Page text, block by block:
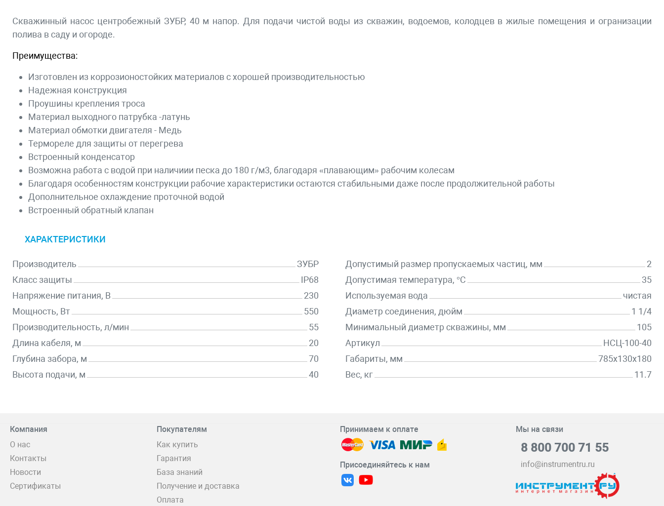
Скважинный насос центробежный ЗУБР, 40 м напор. Для подачи чистой воды из скважин, водоемов, колодцев в жилые помещения и огранизации
полива в саду и огороде.
Преимущества:
Изготовлен из коррозионостойких материалов с хорошей производительностью
Надежная конструкция
Проушины крепления троса
Материал выходного патрубка -латунь
Материал обмотки двигателя - Медь
Термореле для защиты от перегрева
Встроенный конденсатор
Возможна работа с водой при наличиии песка до 180 г/м3, благодаря «плавающим» рабочим колесам
Благодаря особенностям конструкции рабочие характеристики остаются стабильными даже после продолжительной работы
Дополнительное охлаждение проточной водой
Встроенный обратный клапан
ХАРАКТЕРИСТИКИ
Производитель
ЗУБР
Класс защиты
IP68
Напряжение питания, В
230
Мощность, Вт
550
Производительность, л/мин
55
Длина кабеля, м
20
Глубина забора, м
70
Высота подачи, м
40
Допустимый размер пропускаемых частиц, мм
2
Допустимая температура, °C
35
Используемая вода
чистая
Диаметр соединения, дюйм
1 1/4
Минимальный диаметр скважины, мм
105
Артикул
НСЦ-100-40
Габариты, мм
785х130х180
Вес, кг
11.7
Компания
О нас
Контакты
Новости
Сертификаты
Покупателям
Как купить
Гарантия
База знаний
Получение и доставка
Оплата
Принимаем к оплате
Присоединяйтесь к нам
Мы на связи
8 800 700 71 55
info@instrumentru.ru